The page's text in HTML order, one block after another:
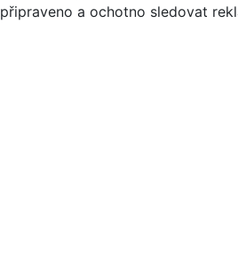
připraveno a ochotno sledovat